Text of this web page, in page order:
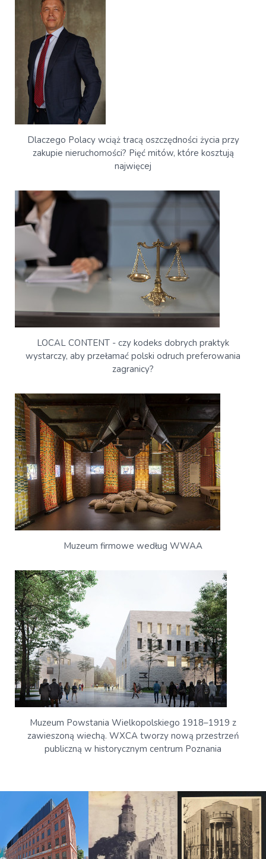
Dlaczego Polacy wciąż tracą oszczędności życia przy
zakupie nieruchomości? Pięć mitów, które kosztują
najwięcej
LOCAL CONTENT - czy kodeks dobrych praktyk
wystarczy, aby przełamać polski odruch preferowania
zagranicy?
Muzeum firmowe według WWAA
Muzeum Powstania Wielkopolskiego 1918–1919 z
zawieszoną wiechą. WXCA tworzy nową przestrzeń
publiczną w historycznym centrum Poznania